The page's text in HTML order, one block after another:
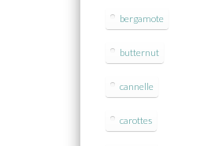
bergamote
butternut
cannelle
carottes